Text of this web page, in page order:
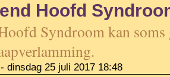
Hoofd
Syndroom kan soms
- dinsdag 25 juli 2017 18:48